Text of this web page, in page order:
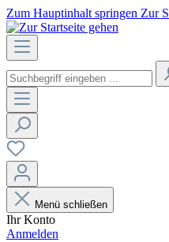
Zum Hauptinhalt springen Zur
Menü schließen
Ihr Konto
Anmelden